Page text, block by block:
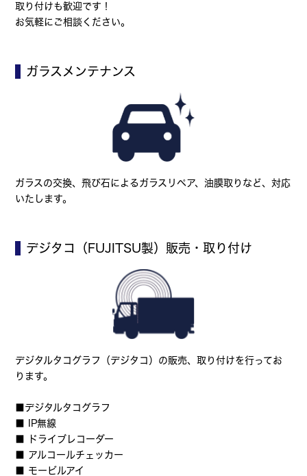
取り付けも歓迎です！
お気軽にご相談ください。
ガラスメンテナンス
ガラスの交換、飛び石によるガラスリペア、油膜取りなど、対応
いたします。
デジタコ（FUJITSU製）販売・取り付け
デジタルタコグラフ（デジタコ）の販売、取り付けを行ってお
ります。
■デジタルタコグラフ
■ IP無線
■ ドライブレコーダー
■ アルコールチェッカー
■ モービルアイ